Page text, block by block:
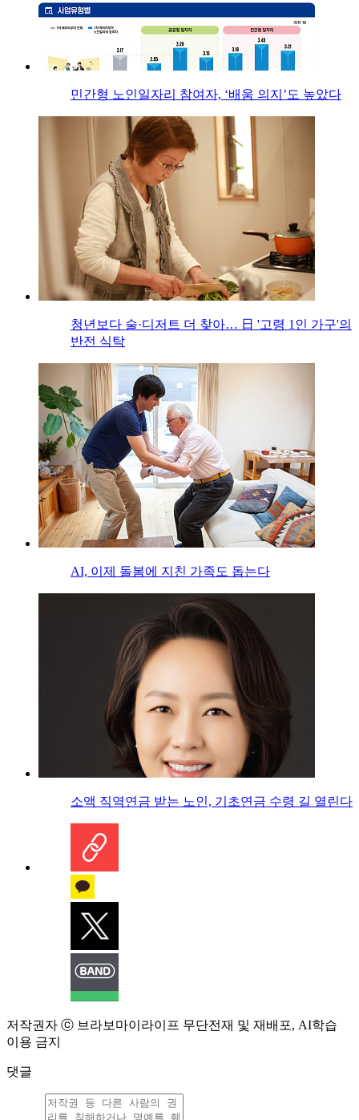
민간형 노인일자리 참여자, ‘배움 의지’도 높았다
청년보다 술·디저트 더 찾아… 日 '고령 1인 가구'의
반전 식탁
AI, 이제 돌봄에 지친 가족도 돕는다
소액 직역연금 받는 노인, 기초연금 수령 길 열린다
저작권자 ⓒ 브라보마이라이프 무단전재 및 재배포, AI학습
이용 금지
댓글